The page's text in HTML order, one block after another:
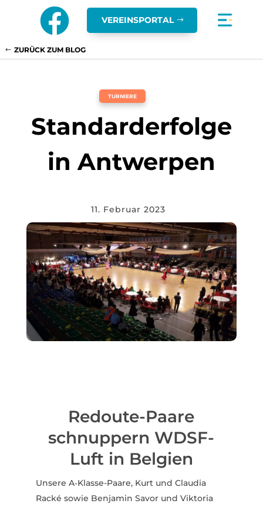
 VEREINSPORTAL
ZURÜCK ZUM BLOG
TURNIERE
Standarderfolge
in Antwerpen
11. Februar 2023
Redoute-Paare
schnuppern WDSF-
Luft in Belgien
Unsere A‑Klasse-Paare, Kurt und Claudia
Racké sowie Benjamin Savor und Viktoria